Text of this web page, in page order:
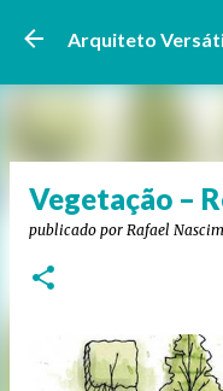
Pular
Arquiteto
Vegetação –
publicado por Rafael